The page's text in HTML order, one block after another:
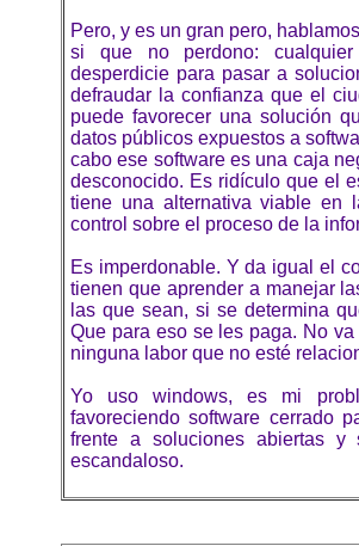
Pero, y es un gran pero,
si que no perdono:
desperdicie para pasar a
defraudar la confianza que el
puede favorecer una solución
datos públicos expuestos a
cabo ese software es una caja
desconocido. Es ridículo que el
tiene una alternativa viable en
control sobre el proceso de la
Es imperdonable. Y da igual el
tienen que aprender a manejar
las que sean, si se determina
Que para eso se les paga. No
ninguna labor que no esté
Yo uso windows, es mi
favoreciendo software cerrado
frente a soluciones abiertas
escandaloso.